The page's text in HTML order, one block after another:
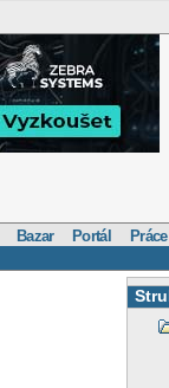
Bazar Portál Práce